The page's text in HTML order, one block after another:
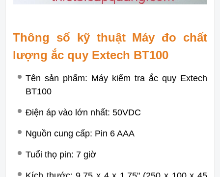
Thông số kỹ thuật Máy đo chất
lượng ắc quy Extech BT100
Tên sản phẩm: Máy kiểm tra ắc quy Extech
BT100
Điện áp vào lớn nhất: 50VDC
Nguồn cung cấp: Pin 6 AAA
Tuổi thọ pin: 7 giờ